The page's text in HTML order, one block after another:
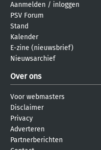
Aanmelden / inloggen
PSV Forum
Stand
Kalender
E-zine (nieuwsbrief)
Nieuwsarchief
Over ons
Voor webmasters
Disclaimer
Privacy
Adverteren
Partnerberichten